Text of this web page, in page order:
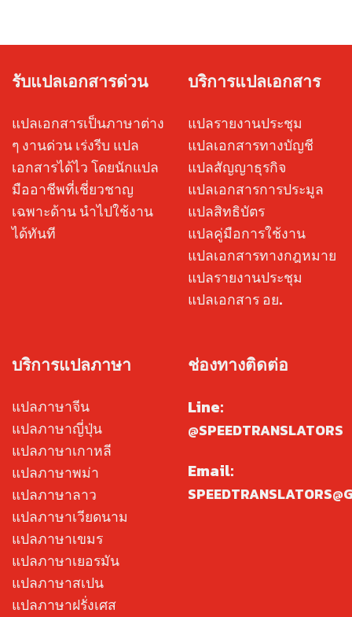
รับแปลเอกสารด่วน
แปลเอกสารเป็นภาษาต่าง
ๆ งานด่วน เร่งรีบ แปล
เอกสารได้ไว โดยนักแปล
มืออาชีพที่เชี่ยวชาญ
เฉพาะด้าน นำไปใช้งาน
ได้ทันที
บริการแปลเอกสาร
แปลรายงานประชุม
แปลเอกสารทางบัญชี
แปลสัญญาธุรกิจ
แปลเอกสารการประมูล
แปลสิทธิบัตร
แปลคู่มือการใช้งาน
แปลเอกสารทางกฎหมาย
แปลรายงานประชุม
แปลเอกสาร อย.
บริการแปลภาษา
แปลภาษาจีน
แปลภาษาญี่ปุ่น
แปลภาษาเกาหลี
แปลภาษาพม่า
แปลภาษาลาว
แปลภาษาเวียดนาม
แปลภาษาเขมร
แปลภาษาเยอรมัน
แปลภาษาสเปน
แปลภาษาฝรั่งเศส
ช่องทางติดต่อ
Line:
@SPEEDTRANSLATORS
Email: